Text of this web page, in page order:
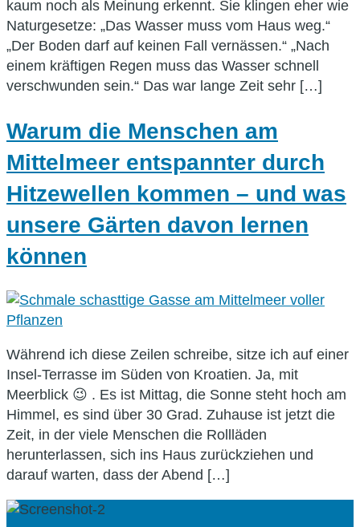
kaum noch als Meinung erkennt. Sie klingen eher wie
Naturgesetze: „Das Wasser muss vom Haus weg.“
„Der Boden darf auf keinen Fall vernässen.“ „Nach
einem kräftigen Regen muss das Wasser schnell
verschwunden sein.“ Das war lange Zeit sehr […]
Warum die Menschen am
Mittelmeer entspannter durch
Hitzewellen kommen – und was
unsere Gärten davon lernen
können
Während ich diese Zeilen schreibe, sitze ich auf einer
Insel-Terrasse im Süden von Kroatien. Ja, mit
Meerblick 😉 . Es ist Mittag, die Sonne steht hoch am
Himmel, es sind über 30 Grad. Zuhause ist jetzt die
Zeit, in der viele Menschen die Rollläden
herunterlassen, sich ins Haus zurückziehen und
darauf warten, dass der Abend […]